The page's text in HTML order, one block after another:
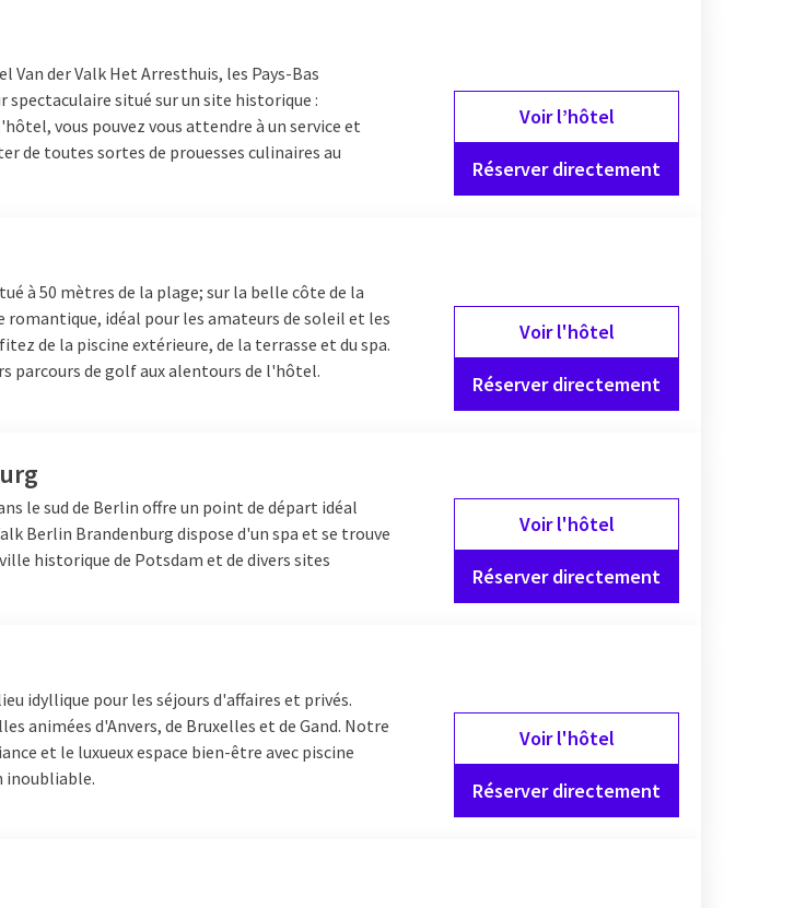
Van der Valk Het Arresthuis, les Pays-Bas
spectaculaire situé sur un site historique :
vous pouvez vous attendre à un service et
de toutes sortes de prouesses culinaires au
Voir l’hôtel
Réserver directement
à 50 mètres de la plage; sur la belle côte de la
romantique, idéal pour les amateurs de soleil et les
de la piscine extérieure, de la terrasse et du spa.
parcours de golf aux alentours de l'hôtel.
Voir l'hôtel
Réserver directement
le sud de Berlin offre un point de départ idéal
Berlin Brandenburg dispose d'un spa et se trouve
historique de Potsdam et de divers sites
Voir l'hôtel
Réserver directement
idyllique pour les séjours d'affaires et privés.
animées d'Anvers, de Bruxelles et de Gand. Notre
et le luxueux espace bien-être avec piscine
inoubliable.
Voir l'hôtel
Réserver directement